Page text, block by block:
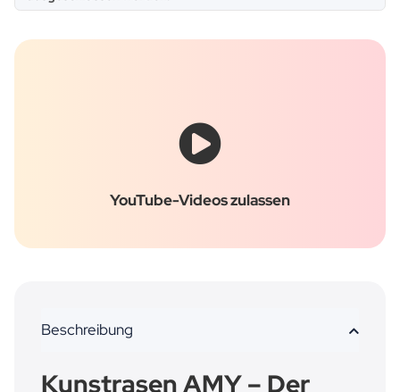
YouTube-Videos zulassen
Beschreibung
Kunstrasen AMY – Der